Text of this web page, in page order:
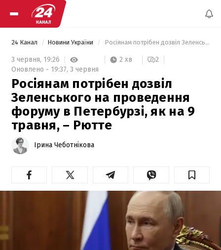
24 Канал Новини України Росіянам потрібен дозвіл Зеленського на проведення форуму в Петербурзі, як на 9 травня, – Рютте
3 червня, 19:26 2 хв
2
Оновлено - 19:37, 3 червня
Росіянам потрібен дозвіл
Зеленського на проведення
форуму в Петербурзі, як на 9
травня, – Рютте
Ірина Чеботнікова